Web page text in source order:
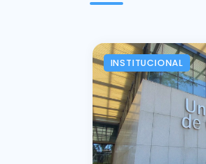
INSTITUCIONAL